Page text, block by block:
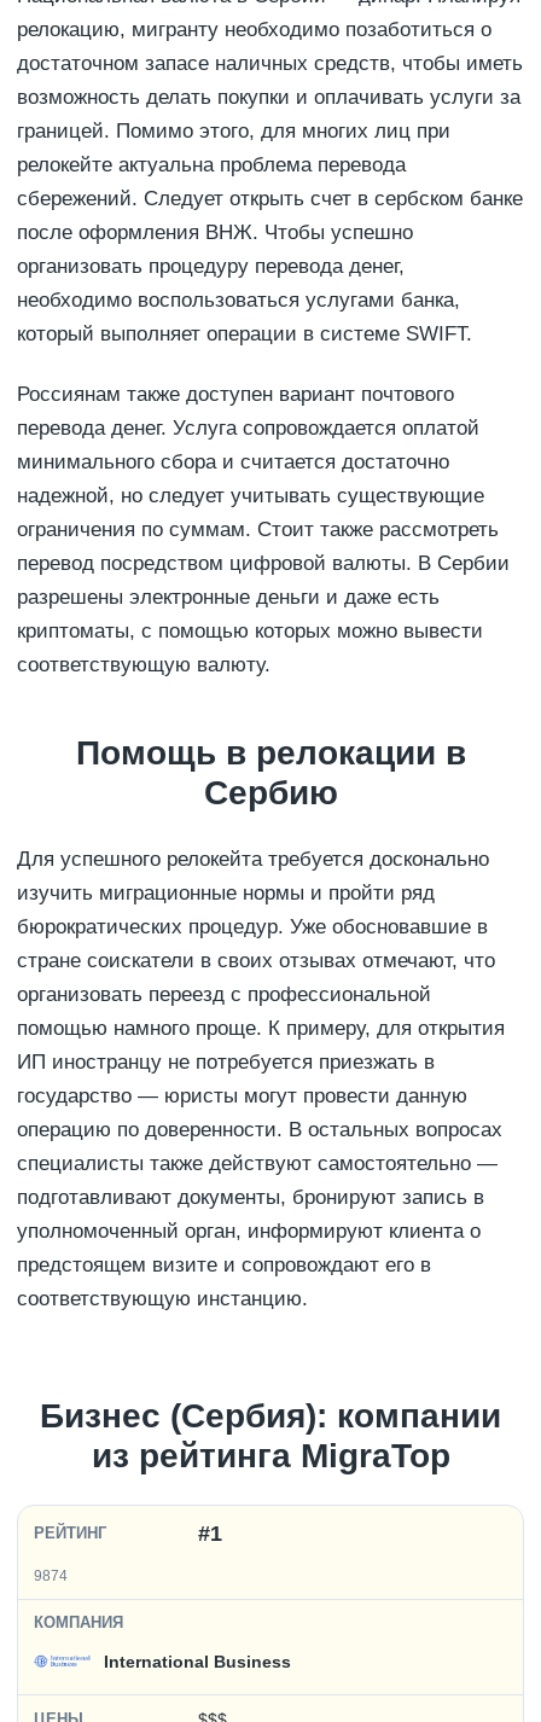
релокацию, мигранту необходимо позаботиться о
достаточном запасе наличных средств, чтобы иметь
возможность делать покупки и оплачивать услуги за
границей. Помимо этого, для многих лиц при
релокейте актуальна проблема перевода
сбережений. Следует открыть счет в сербском банке
после оформления ВНЖ. Чтобы успешно
организовать процедуру перевода денег,
необходимо воспользоваться услугами банка,
который выполняет операции в системе SWIFT.
Россиянам также доступен вариант почтового
перевода денег. Услуга сопровождается оплатой
минимального сбора и считается достаточно
надежной, но следует учитывать существующие
ограничения по суммам. Стоит также рассмотреть
перевод посредством цифровой валюты. В Сербии
разрешены электронные деньги и даже есть
криптоматы, с помощью которых можно вывести
соответствующую валюту.
Помощь в релокации в
Сербию
Для успешного релокейта требуется досконально
изучить миграционные нормы и пройти ряд
бюрократических процедур. Уже обосновавшие в
стране соискатели в своих отзывах отмечают, что
организовать переезд с профессиональной
помощью намного проще. К примеру, для открытия
ИП иностранцу не потребуется приезжать в
государство — юристы могут провести данную
операцию по доверенности. В остальных вопросах
специалисты также действуют самостоятельно —
подготавливают документы, бронируют запись в
уполномоченный орган, информируют клиента о
предстоящем визите и сопровождают его в
соответствующую инстанцию.
Бизнес (Сербия): компании
из рейтинга MigraTop
#1
9874
International Business